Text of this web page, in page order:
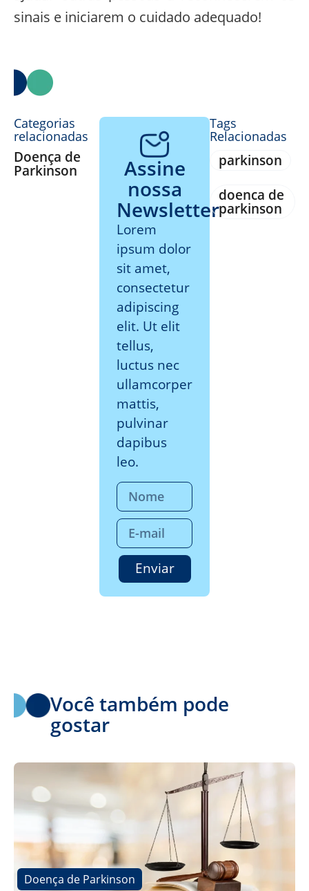
sinais e iniciarem o cuidado adequado!
Categorias
relacionadas
Doença de
Parkinson Assine
nossa
Newsletter
Lorem
ipsum dolor
sit amet,
consectetur
adipiscing
elit. Ut elit
tellus,
luctus nec
ullamcorper
mattis,
pulvinar
dapibus
leo.
Enviar
Tags
Relacionadas
parkinson
doenca de
parkinson
Você também pode
gostar
Doença de Parkinson